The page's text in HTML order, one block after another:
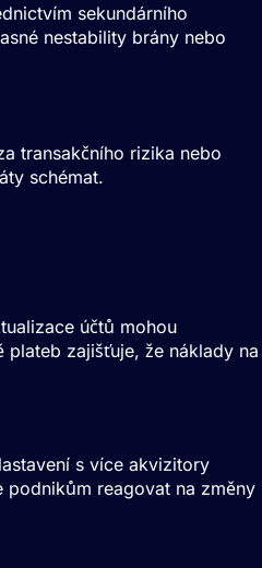
sekundárního
nestability brány nebo
transakčního rizika nebo
schémat.
účtů mohou
zajišťuje, že náklady na
s více akvizitory
reagovat na změny